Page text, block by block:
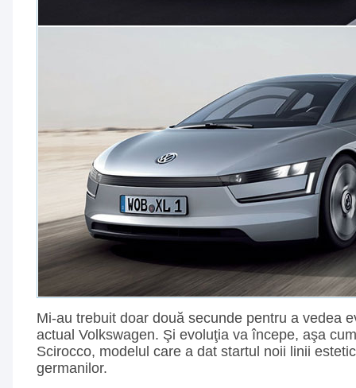
Mi-au trebuit doar două secunde pentru a vedea
actual Volkswagen. Şi evoluţia va începe, aşa
Scirocco, modelul care a dat startul noii linii
germanilor.